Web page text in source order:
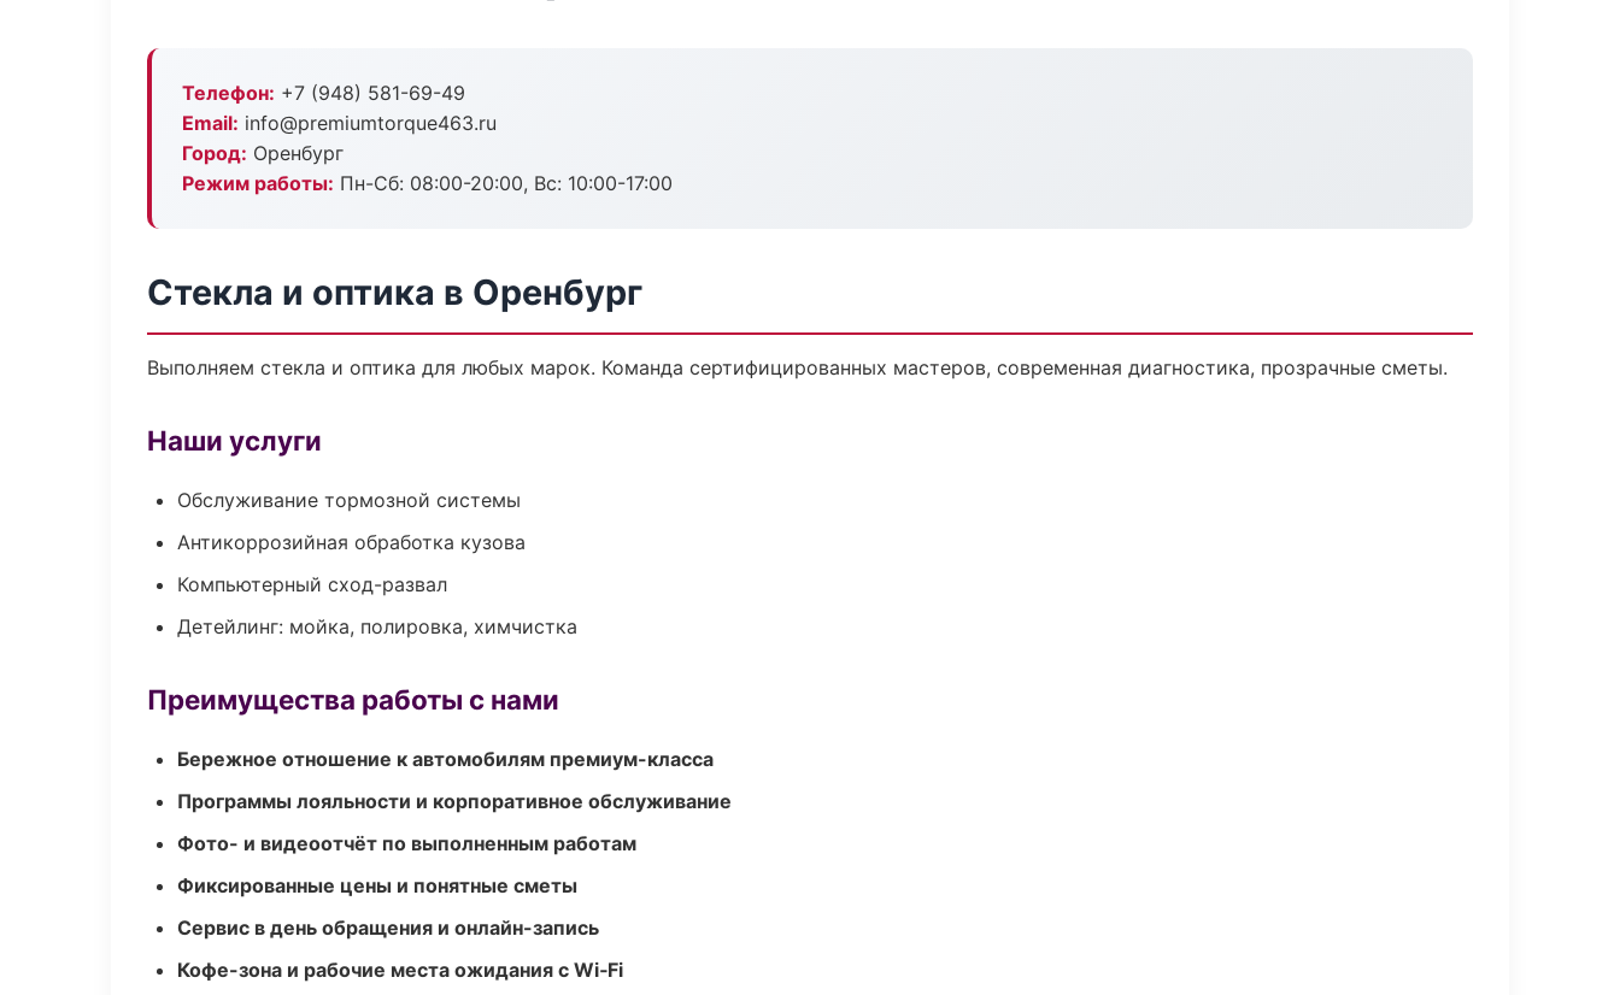
Телефон: +7 (948) 581-69-49
Email: info@premiumtorque463.ru
Город: Оренбург
Режим работы: Пн-Сб: 08:00-20:00, Вс: 10:00-17:00
Стекла и оптика в Оренбург
Выполняем стекла и оптика для любых марок. Команда сертифицированных мастеров, современная диагностика, прозрачные сметы.
Наши услуги
Обслуживание тормозной системы
Антикоррозийная обработка кузова
Компьютерный сход-развал
Детейлинг: мойка, полировка, химчистка
Преимущества работы с нами
Бережное отношение к автомобилям премиум-класса
Программы лояльности и корпоративное обслуживание
Фото- и видеоотчёт по выполненным работам
Фиксированные цены и понятные сметы
Сервис в день обращения и онлайн-запись
Кофе-зона и рабочие места ожидания с Wi‑Fi